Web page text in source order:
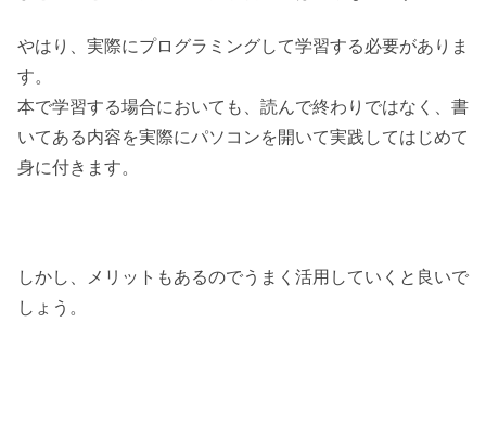
やはり、実際にプログラミングして学習する必要がありま
す。
本で学習する場合においても、読んで終わりではなく、書
いてある内容を実際にパソコンを開いて実践してはじめて
身に付きます。
しかし、メリットもあるのでうまく活用していくと良いで
しょう。